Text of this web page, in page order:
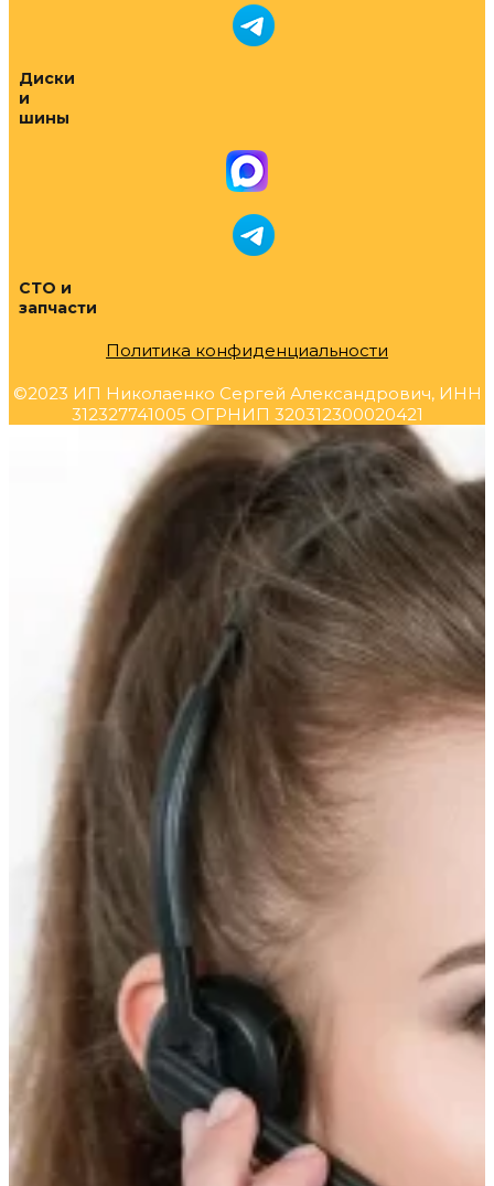
Диски
и
шины
СТО и
запчасти
Политика конфиденциальности
©2023 ИП Николаенко Сергей Александрович, ИНН
312327741005 ОГРНИП 320312300020421